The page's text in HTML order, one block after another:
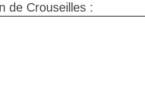
de Crouseilles :